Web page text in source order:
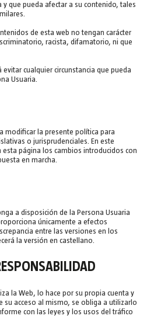
y que pueda afectar a su contenido, tales
de esta web no tengan carácter
racista, difamatorio, ni que
cualquier circunstancia que pueda
Usuaria.
modificar la presente política para
o jurisprudenciales. En este
esta página los cambios introducidos con
en marcha.
a disposición de la Persona Usuaria
únicamente a efectos
entre las versiones en los
la versión en castellano.
la Web, lo hace por su propia cuenta y
su acceso al mismo, se obliga a utilizarlo
con las leyes y los usos del tráfico